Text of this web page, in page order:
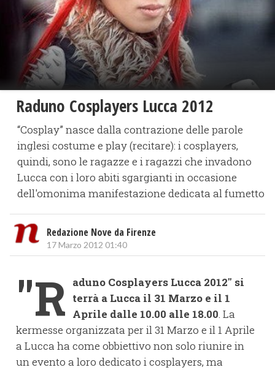
Raduno Cosplayers Lucca 2012
“Cosplay” nasce dalla contrazione delle parole
inglesi costume e play (recitare): i cosplayers,
quindi, sono le ragazze e i ragazzi che invadono
Lucca con i loro abiti sgargianti in occasione
dell'omonima manifestazione dedicata al fumetto
Redazione Nove da Firenze
17 Marzo 2012 01:40
"R aduno Cosplayers Lucca 2012" si
terrà a Lucca il 31 Marzo e il 1
Aprile dalle 10.00 alle 18.00. La
kermesse organizzata per il 31 Marzo e il 1 Aprile
a Lucca ha come obbiettivo non solo riunire in
un evento a loro dedicato i cosplayers, ma